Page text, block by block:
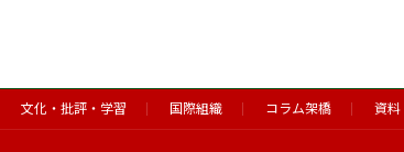
文化・批評・学習 国際組織 コラム架橋 資料